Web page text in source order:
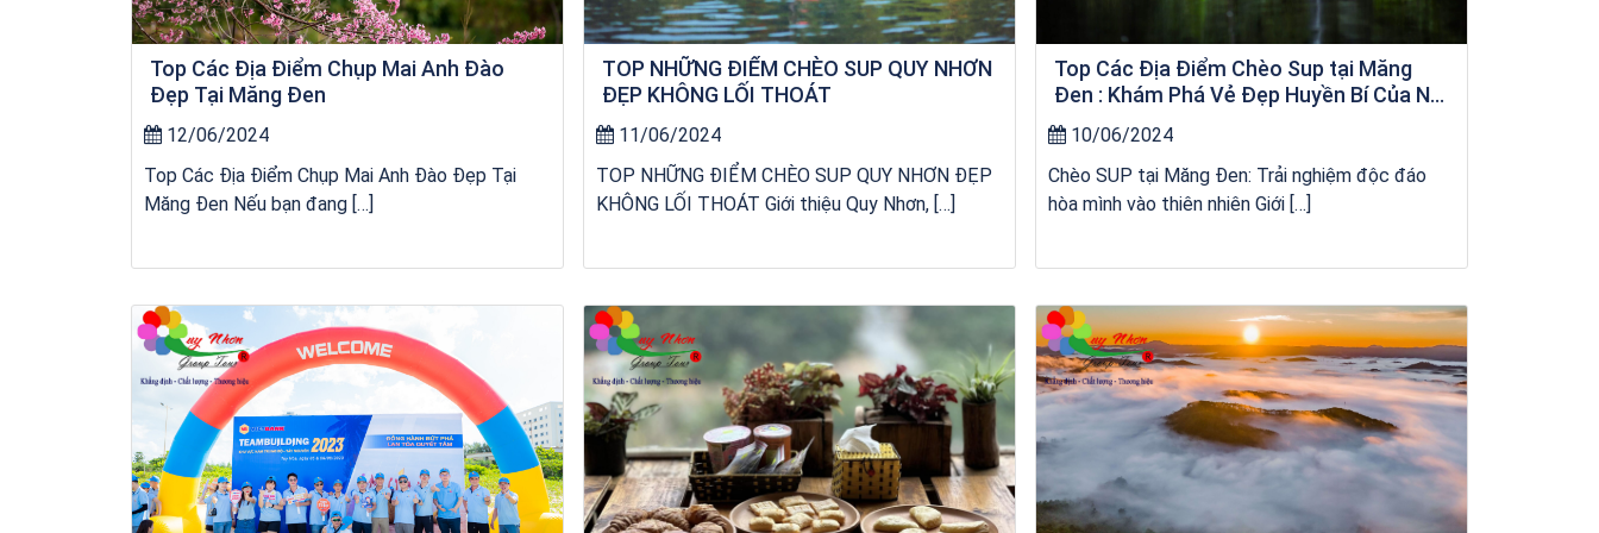
Top Các Địa Điểm Chụp Mai Anh Đào
Đẹp Tại Măng Đen
12/06/2024
Top Các Địa Điểm Chụp Mai Anh Đào Đẹp Tại
Măng Đen Nếu bạn đang […]
TOP NHỮNG ĐIỂM CHÈO SUP QUY NHƠN
ĐẸP KHÔNG LỐI THOÁT
11/06/2024
TOP NHỮNG ĐIỂM CHÈO SUP QUY NHƠN ĐẸP
KHÔNG LỐI THOÁT Giới thiệu Quy Nhơn, […]
Top Các Địa Điểm Chèo Sup tại Măng
Đen : Khám Phá Vẻ Đẹp Huyền Bí Của Núi
Rừng Kon Tum
10/06/2024
Chèo SUP tại Măng Đen: Trải nghiệm độc đáo
hòa mình vào thiên nhiên Giới […]
Khách sạn Money Fine Quy Nhơn Khách sạn Money Fine Quy Nhơn Khách sạn Money Fine Quy Nhơn